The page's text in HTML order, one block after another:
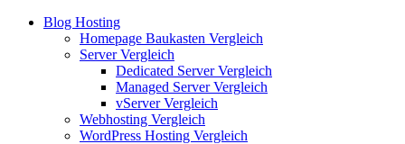
Blog Hosting
Homepage Baukasten Vergleich
Server Vergleich
Dedicated Server Vergleich
Managed Server Vergleich
vServer Vergleich
Webhosting Vergleich
WordPress Hosting Vergleich